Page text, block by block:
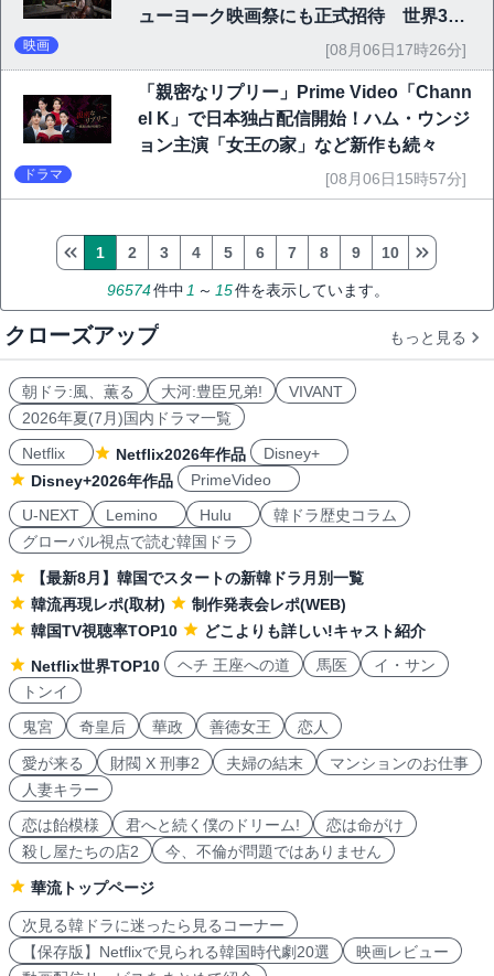
ューヨーク映画祭にも正式招待 世界3大
映画祭で快挙｜Netflix映画
映画 [08月06日17時26分]
「親密なリプリー」Prime Video「Chann
el K」で日本独占配信開始！ハム・ウンジ
ョン主演「女王の家」など新作も続々
ドラマ [08月06日15時57分]
96574件中 1 ～ 15件を表示しています。
1 2 3 4 5 6 7 8 9 10
クローズアップ もっと見る
朝ドラ:風、薫る 大河:豊臣兄弟!
VIVANT
2026年夏(7月)国内ドラマ一覧
Netflix
Netflix2026年作品
Disney+
Disney+2026年作品
PrimeVideo
U-NEXT
Lemino Hulu
韓ドラ歴史コラム
グローバル視点で読む韓国ドラ
【最新8月】韓国でスタートの新韓ドラ月別一覧
韓流再現レポ(取材)
制作発表会レポ(WEB)
韓国TV視聴率TOP10
どこよりも詳しい!キャスト紹介
Netflix世界TOP10
ヘチ 王座への道 馬医
イ・サン
トンイ
鬼宮
奇皇后 華政 善徳女王 恋人
愛が来る 財閥 X 刑事2 夫婦の結末
マンションのお仕事
人妻キラー
恋は飴模様
君へと続く僕のドリーム!
恋は命がけ
殺し屋たちの店2
今、不倫が問題ではありません
華流トップページ
次見る韓ドラに迷ったら見るコーナー
【保存版】Netflixで見られる韓国時代劇20選
映画レビュー